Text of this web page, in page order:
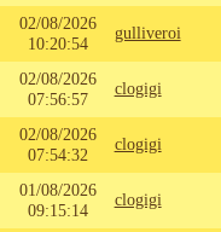
02/08/2026
10:20:54
gulliveroi
02/08/2026
07:56:57
clogigi
02/08/2026
07:54:32
clogigi
01/08/2026
09:15:14
clogigi